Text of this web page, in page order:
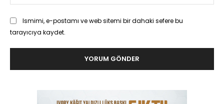
Ismimi, e-postamı ve web sitemi bir dahaki sefere bu
tarayıcıya kaydet.